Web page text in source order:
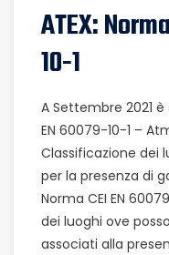
ATEX:
10-1
A Settembre 2021
EN 60079-10-1 –
Classificazione dei
per la presenza di
Norma CEI EN
dei luoghi ove
associati alla